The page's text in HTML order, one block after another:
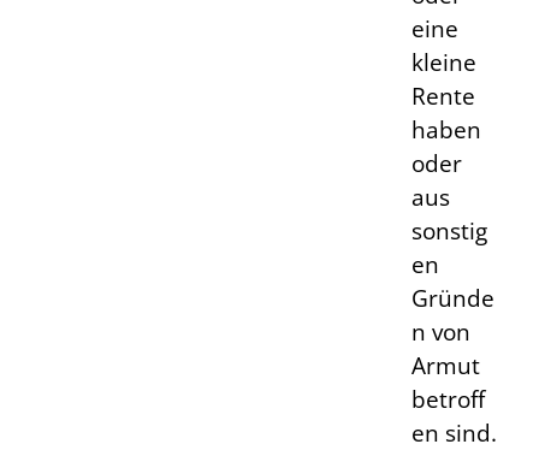
eine
kleine
Rente
haben
oder
aus
sonstig
en
Gründe
n von
Armut
betroff
en sind.